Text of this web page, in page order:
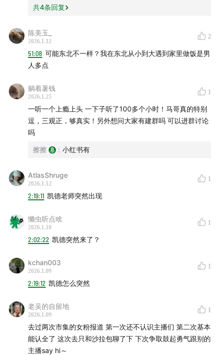
共4条回复
陈美玉_
2026.1.12
2
51:08 可能东北不一样？我在东北从小到大遇到家里做饭是男
人多点
躺着薯钱
2026.1.25
1
一听一个上瘾上头 一下子听了100多个小时！马哥真的特别
逗，三观正，够真实！另外想问大家有建群吗 可以进群讨论
吗
擦擦 : 小红书有
AtlasShruge
2026.1.12
1
2:19:11 凯德老师突然出现
懒虫听点啥
2026.1.10
1
2:02:22 凯德突然来了？
kchan003
2026.1.09
1
2:19:12 凯德怎么突然
老吴的自留地
2026.1.09
1
去过两次市集的女粉报道 第一次还不认识主播们 第二次基本
能认全了 这次去只和沙拉包聊了下 下次争取鼓起勇气跟别的
主播say hi～